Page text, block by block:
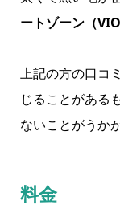
ートゾーン（VIO
上記の方の口コ
じることがある
ないことがうか
料金